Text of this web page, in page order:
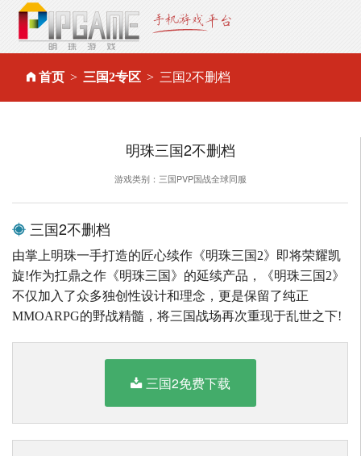
首页 三国2专区 三国2不删档
明珠三国2不删档
游戏类别：三国PVP国战全球同服
三国2不删档
由掌上明珠一手打造的匠心续作《明珠三国2》即将荣耀凯
旋!作为扛鼎之作《明珠三国》的延续产品，《明珠三国2》
不仅加入了众多独创性设计和理念，更是保留了纯正
MMOARPG的野战精髓，将三国战场再次重现于乱世之下!
三国2免费下载